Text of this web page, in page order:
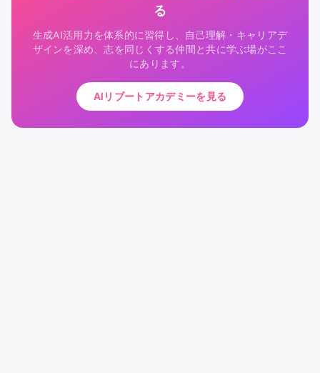
る
生成AI活用力を体系的に習得し、自己理解・キャリアデ
ザインを深め、志を同じくする仲間と共に学ぶ場がここ
にあります。
AIリブートアカデミーを見る